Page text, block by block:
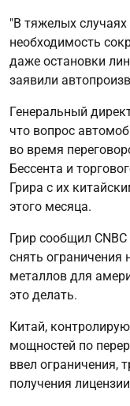
"В тяжелых
необходимость
даже остановки
заявили
Генеральный
что вопрос
во время
Бессента и
Грира с их
этого месяца.
Грир сообщил
снять ограничения
металлов для
это делать.
Китай,
мощностей по
ввел ограничения,
получения